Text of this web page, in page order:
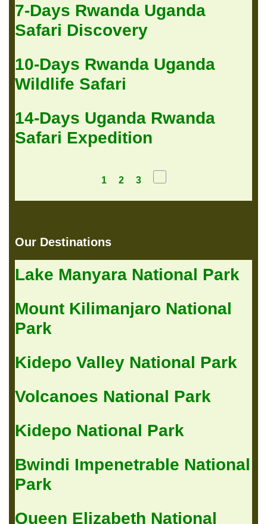
7-Days Rwanda Uganda
Safari Discovery
10-Days Rwanda Uganda
Wildlife Safari
14-Days Uganda Rwanda
Safari Expedition
1 2 3
Our Destinations
Lake Manyara National Park
Mount Kilimanjaro National
Park
Kidepo Valley National Park
Volcanoes National Park
Kidepo National Park
Bwindi Impenetrable National
Park
Queen Elizabeth National